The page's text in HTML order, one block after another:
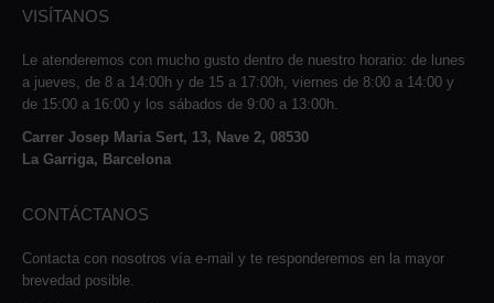
VISÍTANOS
Le atenderemos con mucho gusto dentro de nuestro horario: de lunes
a jueves, de 8 a 14:00h y de 15 a 17:00h, viernes de 8:00 a 14:00 y
de 15:00 a 16:00 y los sábados de 9:00 a 13:00h.
Carrer Josep Maria Sert, 13, Nave 2, 08530
La Garriga, Barcelona
CONTÁCTANOS
Contacta con nosotros vía e-mail y te responderemos en la mayor
brevedad posible.